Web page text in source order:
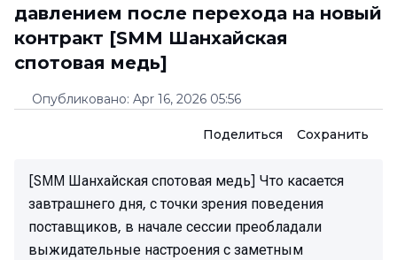
давлением после перехода на новый
контракт [SMM Шанхайская
спотовая медь]
Опубликовано: Apr 16, 2026 05:56
Поделиться Сохранить
[SMM Шанхайская спотовая медь] Что касается
завтрашнего дня, с точки зрения поведения
поставщиков, в начале сессии преобладали
выжидательные настроения с заметным